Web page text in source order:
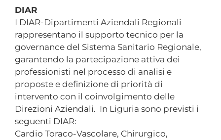
DIAR
I DIAR-Dipartimenti Aziendali Regionali
rappresentano il supporto tecnico per la
governance del Sistema Sanitario Regionale,
garantendo la partecipazione attiva dei
professionisti nel processo di analisi e
proposte e definizione di priorità di
intervento con il coinvolgimento delle
Direzioni Aziendali. In Liguria sono previsti i
seguenti DIAR:
Cardio Toraco-Vascolare, Chirurgico,